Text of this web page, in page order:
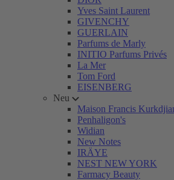
Yves Saint Laurent
GIVENCHY
GUERLAIN
Parfums de Marly
INITIO Parfums Privés
La Mer
Tom Ford
EISENBERG
Neu
Maison Francis
Penhaligon's
Widian
New Notes
IRÄYE
NEST NEW YORK
Farmacy Beauty